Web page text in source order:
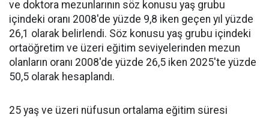
ve doktora mezunlarının söz konusu yaş grubu
içindeki oranı 2008'de yüzde 9,8 iken geçen yıl yüzde
26,1 olarak belirlendi. Söz konusu yaş grubu içindeki
ortaöğretim ve üzeri eğitim seviyelerinden mezun
olanların oranı 2008'de yüzde 26,5 iken 2025'te yüzde
50,5 olarak hesaplandı.
25 yaş ve üzeri nüfusun ortalama eğitim süresi